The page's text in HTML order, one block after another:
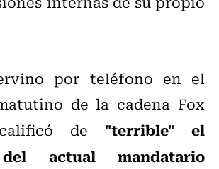
por teléfono en el
de la cadena Fox
de "terrible" el
actual mandatario